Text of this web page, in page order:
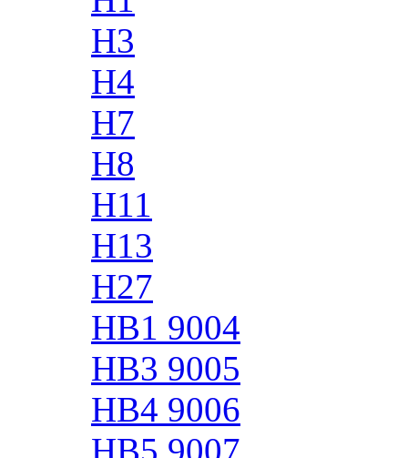
H3
H4
H7
H8
H11
H13
H27
HB1 9004
HB3 9005
HB4 9006
HB5 9007